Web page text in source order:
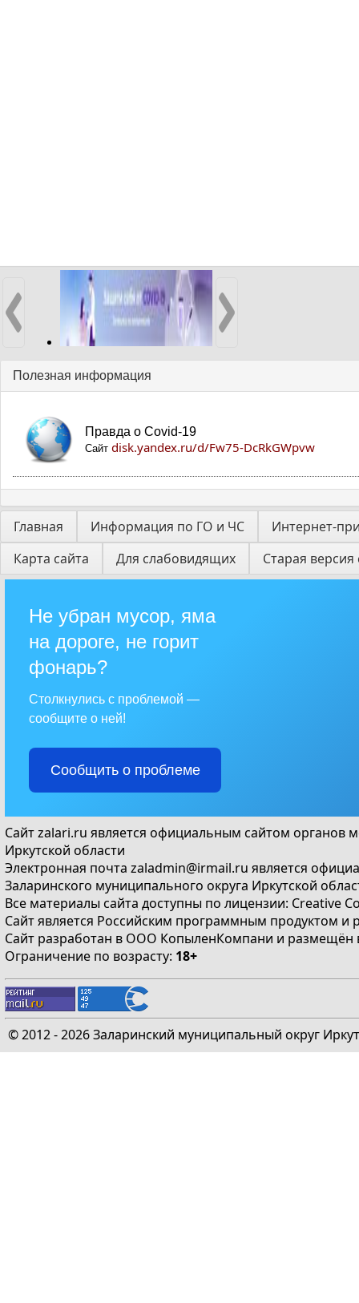
Полезная информация
Правда о Covid-19
Сайт disk.yandex.ru/d/Fw75-DcRkGWpvw
Главная Информация по ГО и ЧС
Интернет-
Карта сайта
Для слабовидящих Старая версия
Не убран мусор, яма
на дороге, не горит
фонарь?
Столкнулись с проблемой —
сообщите о ней!
Сообщить о проблеме
Сайтzalari.ru является официальным сайтом органов
Иркутской области
Электронная почта zaladmin@irmail.ru является
Заларинского муниципального округа Иркутской
Все материалы сайта доступны по лицензии: Creative
Сайт является Российским программным продуктом
Сайт разработан в ООО КопыленКомпани и размещён
Ограничение по возрасту: 18+
© 2012 - 2026 Заларинский муниципальный округ